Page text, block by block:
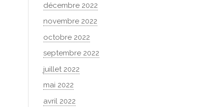
décembre 2022
novembre 2022
octobre 2022
septembre 2022
juillet 2022
mai 2022
avril 2022